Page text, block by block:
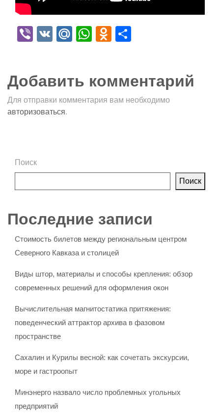
Viber
VK Mail.Ru
WhatsApp
Odnoklassniki
Добавить комментарий
Для отправки комментария вам необходимо
авторизоваться.
Поиск
Поиск
Последние записи
Стоимость билетов между региональным центром
Северного Кавказа и столицей
Виды штор, материалы и способы крепления: обзор
современных решений для оформления окон
Вычислительная магнитостатика притяжения:
поведенческий аттрактор архива в фазовом
пространстве
Сахалин и Курилы весной: как сочетать экскурсии,
море и гастроопыт
Минэнерго назвало число проблемных угольных
предприятий